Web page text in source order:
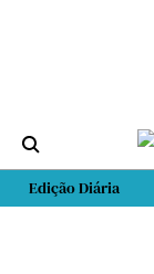
Edição Diária